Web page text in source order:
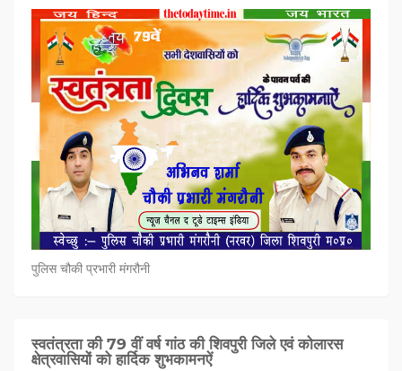
पुलिस चौकी प्रभारी मंगरौनी
स्वतंत्रता की 79 वीं वर्ष गांठ की शिवपुरी जिले एवं कोलारस
क्षेत्रवासियों को हार्दिक शुभकामनऐं